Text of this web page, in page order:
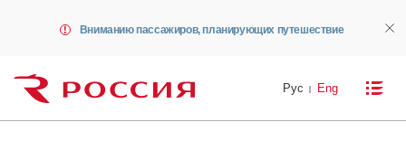
Вниманию пассажиров, планирующих путешествие
Рус Eng